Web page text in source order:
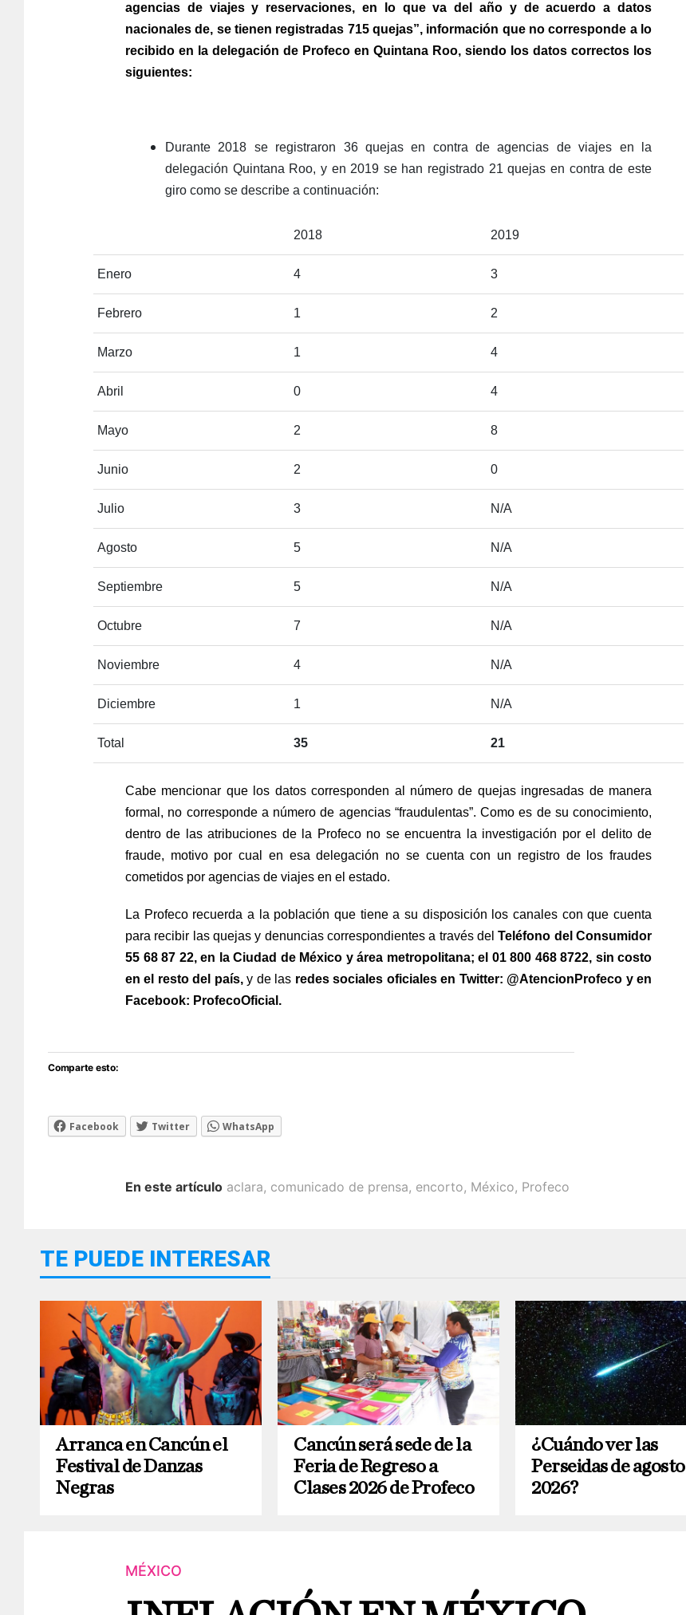
agencias de viajes y reservaciones, en lo que va del año y de acuerdo a datos
nacionales de, se tienen registradas 715 quejas”, información que no corresponde a lo
recibido en la delegación de Profeco en Quintana Roo, siendo los datos correctos los
siguientes:
Durante 2018 se registraron 36 quejas en contra de agencias de viajes en la
delegación Quintana Roo, y en 2019 se han registrado 21 quejas en contra de este
giro como se describe a continuación:
2018 2019
Enero 4 3
Febrero 1 2
Marzo 1 4
Abril 0 4
Mayo 2 8
Junio 2 0
Julio 3 N/A
Agosto 5 N/A
Septiembre 5 N/A
Octubre 7 N/A
Noviembre 4 N/A
Diciembre 1 N/A
Total 35 21
Cabe mencionar que los datos corresponden al número de quejas ingresadas de manera
formal, no corresponde a número de agencias “fraudulentas”. Como es de su conocimiento,
dentro de las atribuciones de la Profeco no se encuentra la investigación por el delito de
fraude, motivo por cual en esa delegación no se cuenta con un registro de los fraudes
cometidos por agencias de viajes en el estado.
La Profeco recuerda a la población que tiene a su disposición los canales con que cuenta
para recibir las quejas y denuncias correspondientes a través delTeléfono del Consumidor
55 68 87 22, en la Ciudad de México y área metropolitana; el 01 800 468 8722, sin costo
en el resto del país,y de las redes sociales oficiales en Twitter: @AtencionProfeco y en
Facebook: ProfecoOficial.
Comparte esto:
Facebook Twitter WhatsApp
En este artículo aclara, comunicado de prensa, encorto, México, Profeco
TE PUEDE INTERESAR
Arranca en Cancún el
Festival de Danzas
Negras
Cancún será sede de la
Feria de Regreso a
Clases 2026 de Profeco
¿Cuándo ver las
Perseidas de agosto
2026?
MÉXICO